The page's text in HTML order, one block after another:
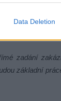
Data Deletion
zadání
základní